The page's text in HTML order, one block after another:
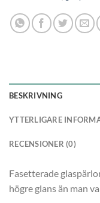
BESKRIVNING
YTTERLIGARE
RECENSIONER (0)
Fasetterade
högre glans än man